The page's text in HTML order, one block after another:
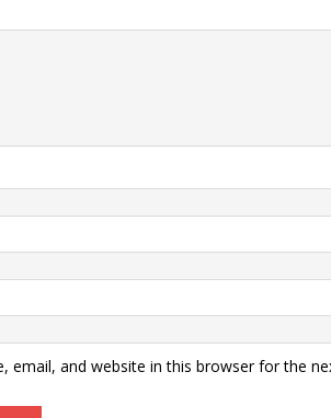
email, and website in this browser for the